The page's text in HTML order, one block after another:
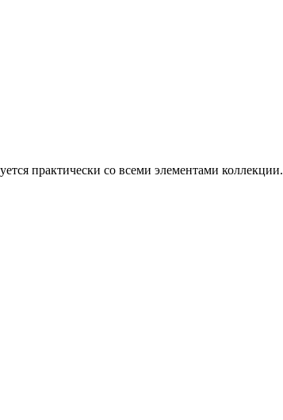
практически со всеми элементами коллекции.